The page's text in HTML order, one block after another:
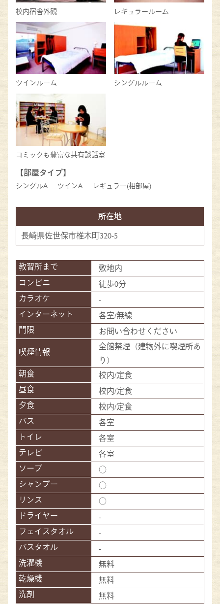
校内宿舎外観 レギュラールーム
ツインルーム シングルルーム
コミックも豊富な共有談話室
【部屋タイプ】
シングルA ツインA レギュラー(相部屋)
所在地
長崎県佐世保市椎木町320-5
敷地内
徒歩0分
-
各室/無線
お問い合わせください
全館禁煙（建物外に喫煙所あ
り）
校内/定食
校内/定食
校内/定食
各室
各室
各室
○
○
○
-
-
-
無料
無料
無料